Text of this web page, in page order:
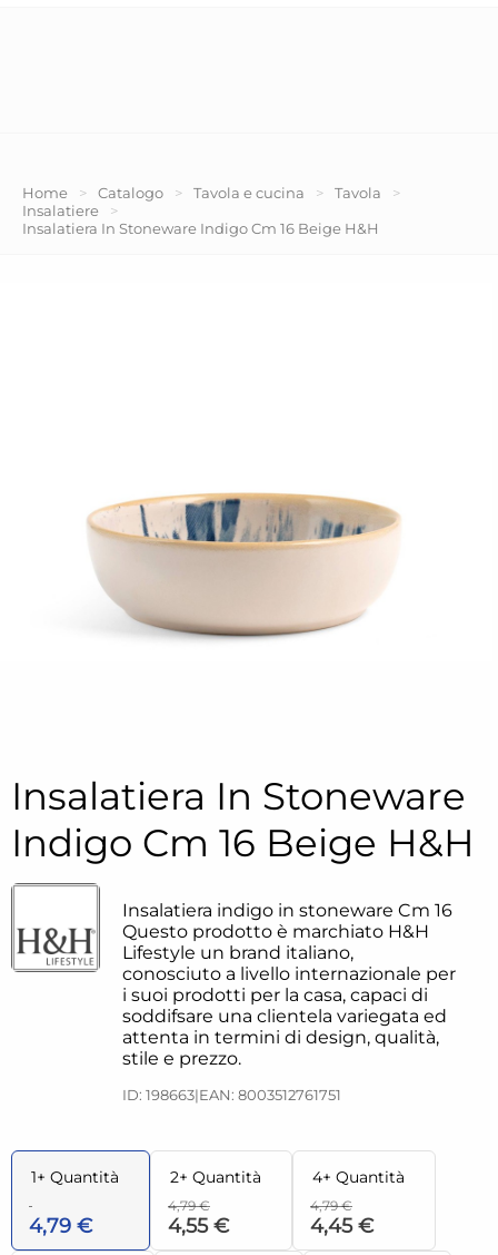
Home > Catalogo > Tavola e cucina > Tavola
>
Insalatiere
>
Insalatiera In Stoneware Indigo Cm 16 Beige H&H
Insalatiera In Stoneware
Indigo Cm 16 Beige H&H
Insalatiera indigo in stoneware Cm 16
Questo prodotto è marchiato H&H
Lifestyle un brand italiano,
conosciuto a livello internazionale per
i suoi prodotti per la casa, capaci di
soddifsare una clientela variegata ed
attenta in termini di design, qualità,
stile e prezzo.
ID: 198663|EAN: 8003512761751
1+ Quantità
4,79 €
2+ Quantità
4,79 €
4,55 €
4+ Quantità
4,79 €
4,45 €